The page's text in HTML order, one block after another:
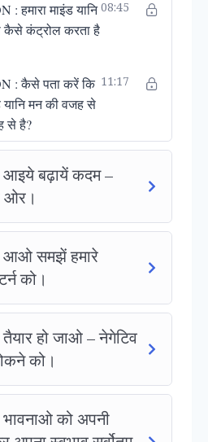
हमारा माइंड यानि
कैसे कंट्रोल करता है
08:45
: कैसे पता करें कि
यानि मन की वजह से
से है?
11:17
बढ़ायें कदम –
ओर।
आओ समझें हमारे
को।
हो जाओ – नेगेटिव
को।
को अपनी